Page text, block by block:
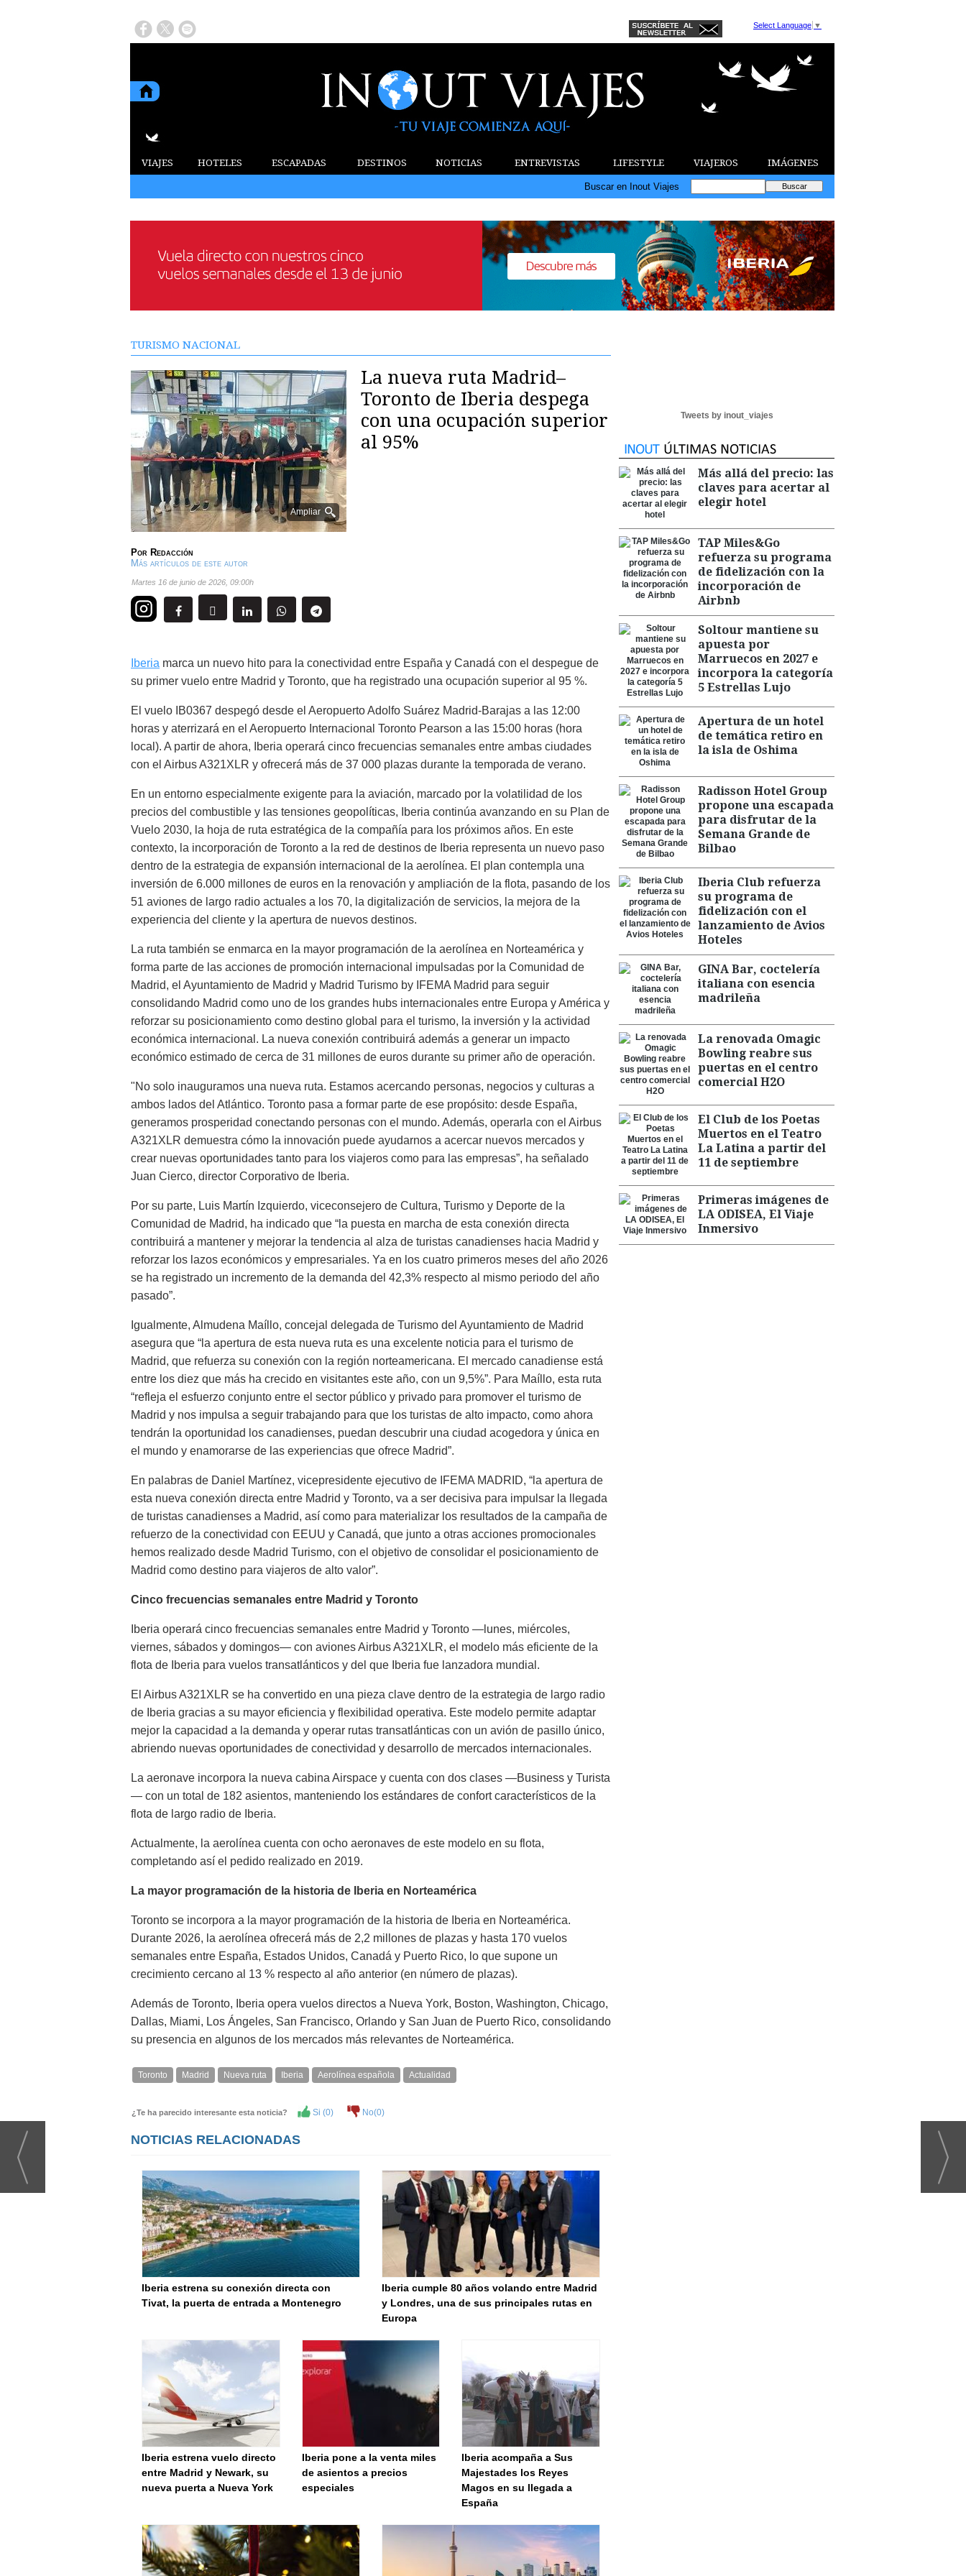
Select Language ▼
VIAJES HOTELES ESCAPADAS DESTINOS NOTICIAS ENTREVISTAS LIFESTYLE VIAJEROS IMÁGENES
Buscar en Inout Viajes
TURISMO NACIONAL
Ampliar
La nueva ruta Madrid–
Toronto de Iberia despega
con una ocupación superior
al 95%
Por Redacción
Más artículos de este autor
martes 16 de junio de 2026 09:00h
Iberia marca un nuevo hito para la conectividad entre España y Canadá con el despegue de
su primer vuelo entre Madrid y Toronto, que ha registrado una ocupación superior al 95 %.
El vuelo IB0367 despegó desde el Aeropuerto Adolfo Suárez Madrid-Barajas a las 12:00
horas y aterrizará en el Aeropuerto Internacional Toronto Pearson a las 15:00 horas (hora
local). A partir de ahora, Iberia operará cinco frecuencias semanales entre ambas ciudades
con el Airbus A321XLR y ofrecerá más de 37 000 plazas durante la temporada de verano.
En un entorno especialmente exigente para la aviación, marcado por la volatilidad de los
precios del combustible y las tensiones geopolíticas, Iberia continúa avanzando en su Plan de
Vuelo 2030, la hoja de ruta estratégica de la compañía para los próximos años. En este
contexto, la incorporación de Toronto a la red de destinos de Iberia representa un nuevo paso
dentro de la estrategia de expansión internacional de la aerolínea. El plan contempla una
inversión de 6.000 millones de euros en la renovación y ampliación de la flota, pasando de los
51 aviones de largo radio actuales a los 70, la digitalización de servicios, la mejora de la
experiencia del cliente y la apertura de nuevos destinos.
La ruta también se enmarca en la mayor programación de la aerolínea en Norteamérica y
forma parte de las acciones de promoción internacional impulsadas por la Comunidad de
Madrid, el Ayuntamiento de Madrid y Madrid Turismo by IFEMA Madrid para seguir
consolidando Madrid como uno de los grandes hubs internacionales entre Europa y América y
reforzar su posicionamiento como destino global para el turismo, la inversión y la actividad
económica internacional. La nueva conexión contribuirá además a generar un impacto
económico estimado de cerca de 31 millones de euros durante su primer año de operación.
"No solo inauguramos una nueva ruta. Estamos acercando personas, negocios y culturas a
ambos lados del Atlántico. Toronto pasa a formar parte de ese propósito: desde España,
generamos prosperidad conectando personas con el mundo. Además, operarla con el Airbus
A321XLR demuestra cómo la innovación puede ayudarnos a acercar nuevos mercados y
crear nuevas oportunidades tanto para los viajeros como para las empresas”, ha señalado
Juan Cierco, director Corporativo de Iberia.
Por su parte, Luis Martín Izquierdo, viceconsejero de Cultura, Turismo y Deporte de la
Comunidad de Madrid, ha indicado que “la puesta en marcha de esta conexión directa
contribuirá a mantener y mejorar la tendencia al alza de turistas canadienses hacia Madrid y
reforzar los lazos económicos y empresariales. Ya en los cuatro primeros meses del año 2026
se ha registrado un incremento de la demanda del 42,3% respecto al mismo periodo del año
pasado”.
Igualmente, Almudena Maíllo, concejal delegada de Turismo del Ayuntamiento de Madrid
asegura que “la apertura de esta nueva ruta es una excelente noticia para el turismo de
Madrid, que refuerza su conexión con la región norteamericana. El mercado canadiense está
entre los diez que más ha crecido en visitantes este año, con un 9,5%”. Para Maíllo, esta ruta
“refleja el esfuerzo conjunto entre el sector público y privado para promover el turismo de
Madrid y nos impulsa a seguir trabajando para que los turistas de alto impacto, como ahora
tendrán la oportunidad los canadienses, puedan descubrir una ciudad acogedora y única en
el mundo y enamorarse de las experiencias que ofrece Madrid”.
En palabras de Daniel Martínez, vicepresidente ejecutivo de IFEMA MADRID, “la apertura de
esta nueva conexión directa entre Madrid y Toronto, va a ser decisiva para impulsar la llegada
de turistas canadienses a Madrid, así como para materializar los resultados de la campaña de
refuerzo de la conectividad con EEUU y Canadá, que junto a otras acciones promocionales
hemos realizado desde Madrid Turismo, con el objetivo de consolidar el posicionamiento de
Madrid como destino para viajeros de alto valor”.
Cinco frecuencias semanales entre Madrid y Toronto
Iberia operará cinco frecuencias semanales entre Madrid y Toronto —lunes, miércoles,
viernes, sábados y domingos— con aviones Airbus A321XLR, el modelo más eficiente de la
flota de Iberia para vuelos transatlánticos y del que Iberia fue lanzadora mundial.
El Airbus A321XLR se ha convertido en una pieza clave dentro de la estrategia de largo radio
de Iberia gracias a su mayor eficiencia y flexibilidad operativa. Este modelo permite adaptar
mejor la capacidad a la demanda y operar rutas transatlánticas con un avión de pasillo único,
abriendo nuevas oportunidades de conectividad y desarrollo de mercados internacionales.
La aeronave incorpora la nueva cabina Airspace y cuenta con dos clases —Business y Turista
— con un total de 182 asientos, manteniendo los estándares de confort característicos de la
flota de largo radio de Iberia.
Actualmente, la aerolínea cuenta con ocho aeronaves de este modelo en su flota,
completando así el pedido realizado en 2019.
La mayor programación de la historia de Iberia en Norteamérica
Toronto se incorpora a la mayor programación de la historia de Iberia en Norteamérica.
Durante 2026, la aerolínea ofrecerá más de 2,2 millones de plazas y hasta 170 vuelos
semanales entre España, Estados Unidos, Canadá y Puerto Rico, lo que supone un
crecimiento cercano al 13 % respecto al año anterior (en número de plazas).
Además de Toronto, Iberia opera vuelos directos a Nueva York, Boston, Washington, Chicago,
Dallas, Miami, Los Ángeles, San Francisco, Orlando y San Juan de Puerto Rico, consolidando
su presencia en algunos de los mercados más relevantes de Norteamérica.
Toronto Madrid Nueva ruta Iberia Aerolínea española Actualidad
¿Te ha parecido interesante esta noticia? Si (0) No(0)
NOTICIAS RELACIONADAS
Iberia estrena su conexión directa con
Tivat, la puerta de entrada a Montenegro
Iberia cumple 80 años volando entre Madrid
y Londres, una de sus principales rutas en
Europa
Iberia estrena vuelo directo
entre Madrid y Newark, su
nueva puerta a Nueva York
Iberia pone a la venta miles
de asientos a precios
especiales
Iberia acompaña a Sus
Majestades los Reyes
Magos en su llegada a
España
Tweets by inout_viajes
Más allá del precio: las
claves para acertar al
elegir hotel
TAP Miles&Go
refuerza su programa
de fidelización con la
incorporación de
Airbnb
Soltour mantiene su
apuesta por
Marruecos en 2027 e
incorpora la categoría
5 Estrellas Lujo
Apertura de un hotel
de temática retiro en
la isla de Oshima
Radisson Hotel Group
propone una escapada
para disfrutar de la
Semana Grande de
Bilbao
Iberia Club refuerza
su programa de
fidelización con el
lanzamiento de Avios
Hoteles
GINA Bar, coctelería
italiana con esencia
madrileña
La renovada Omagic
Bowling reabre sus
puertas en el centro
comercial H2O
El Club de los Poetas
Muertos en el Teatro
La Latina a partir del
11 de septiembre
Primeras imágenes de
LA ODISEA, El Viaje
Inmersivo